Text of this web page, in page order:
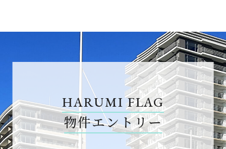
HARUMI FLAG
物件エントリー